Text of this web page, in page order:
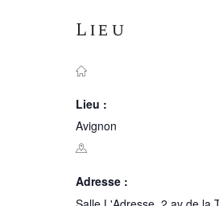
Lieu
Lieu :
Avignon
Adresse :